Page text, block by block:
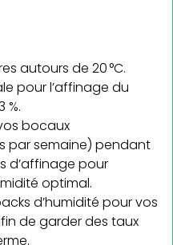
autours de 20 °C.
pour l’affinage du
%.
bocaux
par semaine) pendant
d’affinage pour
optimal.
d’humidité pour vos
de garder des taux